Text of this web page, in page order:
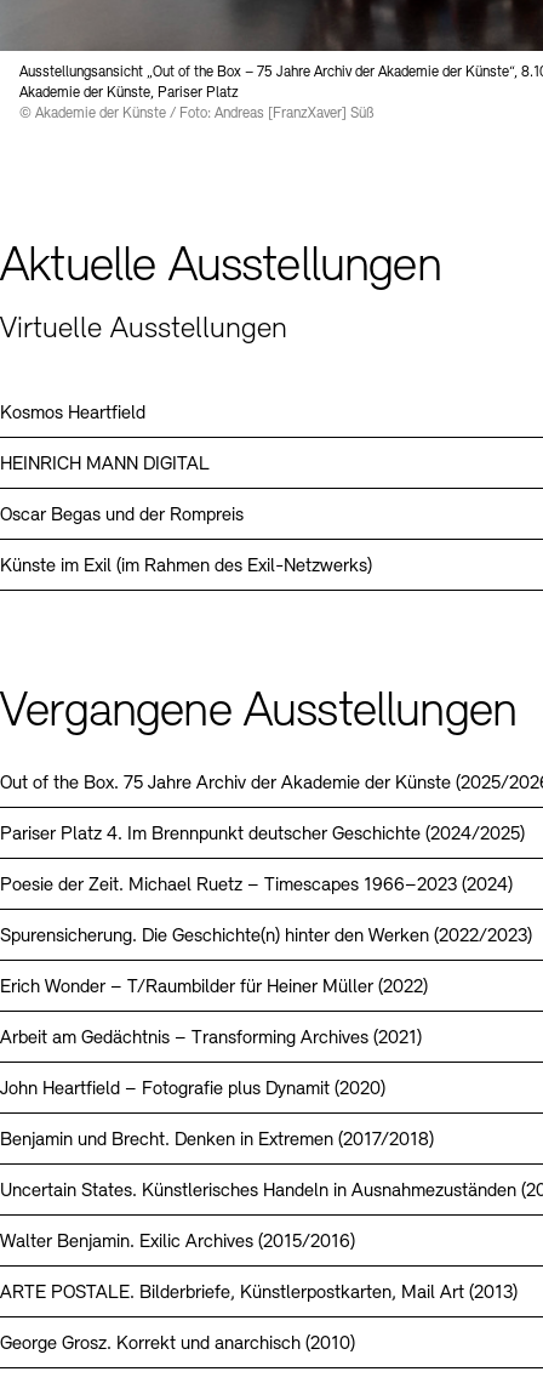
Nachhaltigkeit Kontakt
Ausstellungsansicht „Out of the Box – 75 Jahre Archiv der Akademie der Künste“,
Akademie der Künste, Pariser Platz
© Akademie der Künste / Foto: Andreas [FranzXaver] Süß
Aktuelle Ausstellungen
Virtuelle Ausstellungen
Kosmos Heartfield
HEINRICH MANN DIGITAL
Oscar Begas und der Rompreis
Künste im Exil (im Rahmen des Exil-Netzwerks)
Vergangene Ausstellungen
Out of the Box. 75 Jahre Archiv der Akademie der Künste (2025/
Pariser Platz 4. Im Brennpunkt deutscher Geschichte (2024/2025)
Poesie der Zeit. Michael Ruetz – Timescapes 1966–2023 (2024)
Spurensicherung. Die Geschichte(n) hinter den Werken (2022/2023)
Erich Wonder – T/Raumbilder für Heiner Müller (2022)
Arbeit am Gedächtnis – Transforming Archives (2021)
John Heartfield – Fotografie plus Dynamit (2020)
Benjamin und Brecht. Denken in Extremen (2017/2018)
Uncertain States. Künstlerisches Handeln in Ausnahmezuständen
Walter Benjamin. Exilic Archives (2015/2016)
ARTE POSTALE. Bilderbriefe, Künstlerpostkarten, Mail Art (2013)
George Grosz. Korrekt und anarchisch (2010)